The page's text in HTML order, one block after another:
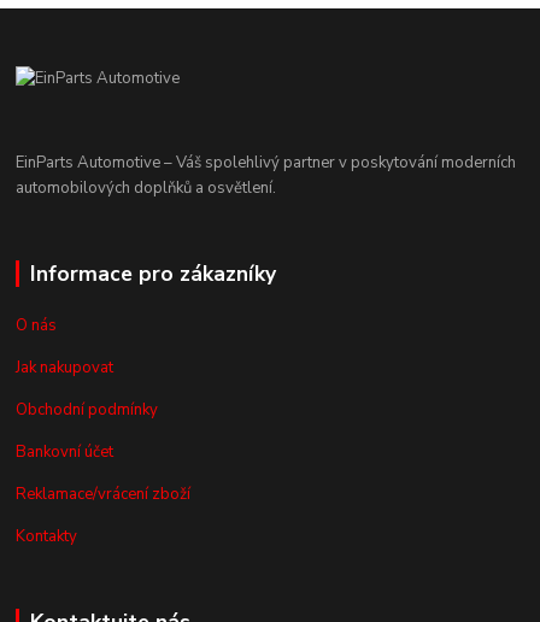
EinParts Automotive – Váš spolehlivý partner v poskytování moderních
automobilových doplňků a osvětlení.
Informace pro zákazníky
O nás
Jak nakupovat
Obchodní podmínky
Bankovní účet
Reklamace/vrácení zboží
Kontakty